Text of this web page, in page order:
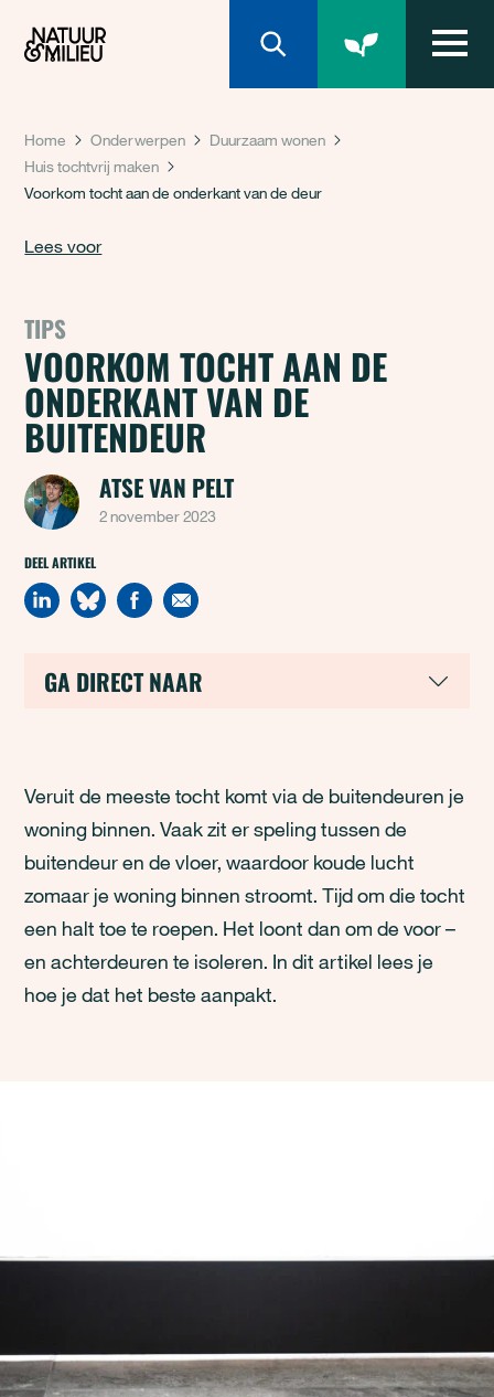
Home Onderwerpen
Duurzaam wonen
Huis tochtvrij maken
Voorkom tocht aan de onderkant van de deur
Lees voor
TIPS
VOORKOM TOCHT AAN DE
ONDERKANT VAN DE
BUITENDEUR
ATSE VAN PELT
2 november 2023
DEEL ARTIKEL
GA DIRECT NAAR
Veruit de meeste tocht komt via de buitendeuren je
woning binnen. Vaak zit er speling tussen de
buitendeur en de vloer, waardoor koude lucht
zomaar je woning binnen stroomt. Tijd om die tocht
een halt toe te roepen. Het loont dan om de voor –
en achterdeuren te isoleren. In dit artikel lees je
hoe je dat het beste aanpakt.